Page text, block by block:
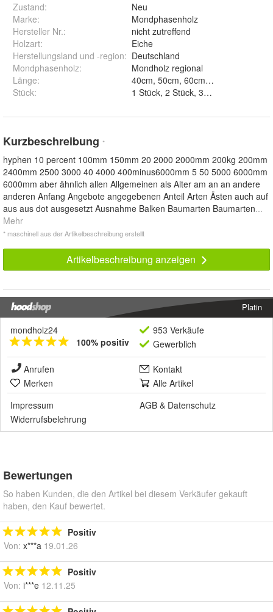
Zustand:
Neu
Marke:
Mondphasenholz
Hersteller Nr.:
nicht zutreffend
Holzart:
Eiche
Herstellungsland und -region: Deutschland
Mondphasenholz:
Mondholz regional
Länge:
Stück: 1 Stück, 2 Stück, 3 Stück, 4 Stück,
Kurzbeschreibung *
hyphen 10 percent 100mm 150mm 20 2000 2000mm 200kg 200mm
2400mm 2500 3000 40 4000 400minus6000mm 5 50 5000 6000mm
6000mm aber ähnlich allen Allgemeinen als Alter am an an andere
anderen Anfang Angebote angegebenen Anteil Arten Ästen auch auf
aus aus dot ausgesetzt Ausnahme Balken Baumarten Baumarten...
Mehr
* maschinell aus der Artikelbeschreibung erstellt
Artikelbeschreibung anzeigen
Platin
mondholz24
100% positiv
953 Verkäufe
Gewerblich
Anrufen
Kontakt
Merken
Alle Artikel
Impressum
AGB & Datenschutz
Widerrufsbelehrung
Bewertungen
So haben Kunden, die den Artikel bei diesem Verkäufer gekauft
haben, den Kauf bewertet.
Positiv
Von: x***a 19.01.26
Positiv
Von: i***e 12.11.25